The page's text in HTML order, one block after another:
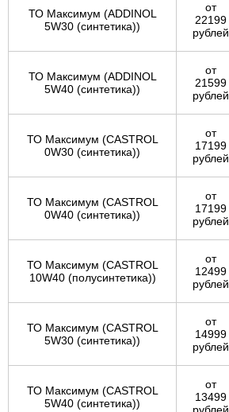
ТО Максимум (ADDINOL
5W30 (синтетика))
от
22199
рублей
ТО Максимум (ADDINOL
5W40 (синтетика))
от
21599
рублей
ТО Максимум (CASTROL
0W30 (синтетика))
от
17199
рублей
ТО Максимум (CASTROL
0W40 (синтетика))
от
17199
рублей
ТО Максимум (CASTROL
10W40 (полусинтетика))
от
12499
рублей
ТО Максимум (CASTROL
5W30 (синтетика))
от
14999
рублей
ТО Максимум (CASTROL
5W40 (синтетика))
от
13499